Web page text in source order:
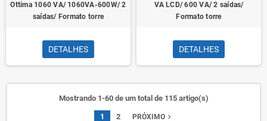
Ottima 1060 VA/ 1060VA-600W/ 2
saídas/ Formato torre
DETALHES
VA LCD/ 600 VA/ 2 saídas/
Formato torre
DETALHES
Mostrando 1-60 de um total de 115 artigo(s)
1 2 PRÓXIMOnavigate_next